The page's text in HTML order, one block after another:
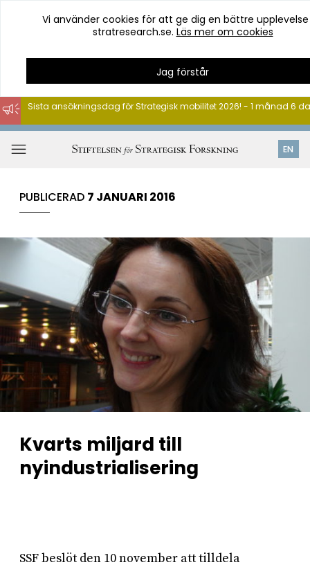
Hoppa
till
innehåll
Vi använder cookies för att ge dig en bättre
stratresearch.se. Läs mer om cookies
Jag förstår
EN
Sista ansökningsdag för Strategisk mobilitet 2026! - 1 månad 6
PUBLICERAD 7 JANUARI 2016
Kvarts miljard till
nyindustrialisering
SSF beslöt den 10 november att tilldela